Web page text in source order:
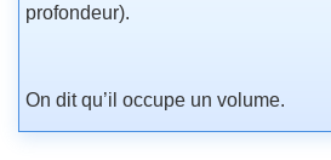
profondeur).
On dit qu’il occupe un volume.